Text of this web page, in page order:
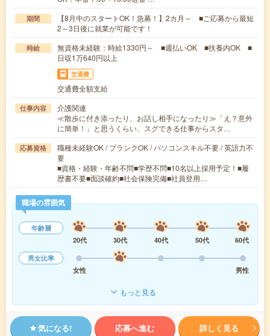
期間
【8月中のスタートOK！急募！】2カ月～ ■ご応募から最短
2～3日後に就業が可能です！
時給
無資格未経験：時給1330円～ ■週払いOK ■扶養内OK ■
日収1万640円以上
交通費
交通費全額支給
仕事内容
介護関連
≪散歩に付き添ったり、お話し相手になったり≫「え？意外
に簡単！」と思うくらい、スグできる仕事からスタ…
応募資格
職種未経験OK / ブランクOK / パソコンスキル不要 / 英語力不
要
■資格・経験・年齢不問■学歴不問■10名以上採用予定！■履
歴書不要■面談確約■社会保険完備■社員登用…
職場の雰囲気
年齢層
20代
30代 40代 50代
60代
男女比率
女性
男性
もっと見る
気になる! 応募へ進む 詳しく見る